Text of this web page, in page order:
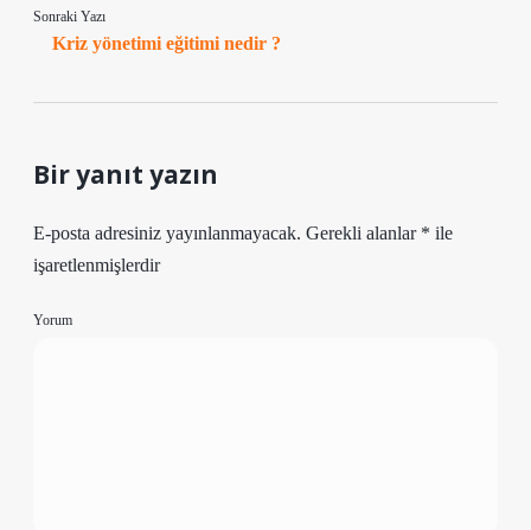
Sonraki Yazı
Kriz yönetimi eğitimi nedir ?
Bir yanıt yazın
E-posta adresiniz yayınlanmayacak. Gerekli alanlar * ile
işaretlenmişlerdir
Yorum